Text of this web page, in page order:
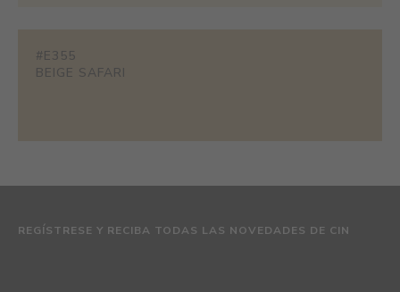
#E355
BEIGE SAFARI
REGÍSTRESE Y RECIBA TODAS LAS NOVEDADES DE CIN